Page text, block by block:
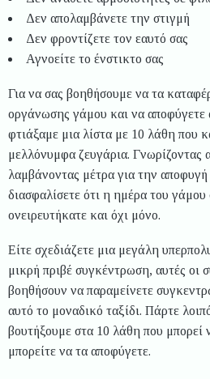
Δεν απολαμβάνετε την στιγμή
Δεν φροντίζετε τον εαυτό σας
Αγνοείτε το ένστικτο σας
Για να σας βοηθήσουμε να τα
οργάνωσης γάμου και να αποφύγετε
φτιάξαμε μια λίστα με 10 λάθη που
μελλόνυμφα ζευγάρια. Γνωρίζοντας
λαμβάνοντας μέτρα για την αποφυγή
διασφαλίσετε ότι η ημέρα του γάμου
ονειρευτήκατε και όχι μόνο.
Είτε σχεδιάζετε μια μεγάλη
μικρή πριβέ συγκέντρωση, αυτές οι
βοηθήσουν να παραμείνετε
αυτό το μοναδικό ταξίδι. Πάρτε
βουτήξουμε στα 10 λάθη που μπορεί
μπορείτε να τα αποφύγετε.